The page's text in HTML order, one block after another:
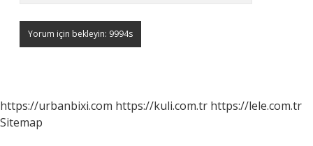
https://urbanbixi.com https://kuli.com.tr https://lele.com.tr
Sitemap